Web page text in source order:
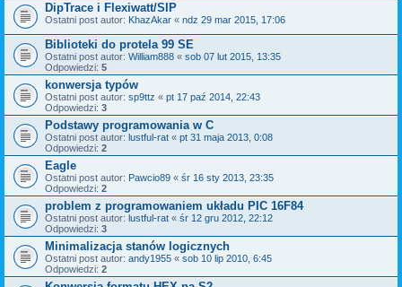
DipTrace i Flexiwatt/SIP
Ostatni post autor: KhazAkar « ndz 29 mar 2015, 17:06
Biblioteki do protela 99 SE
Ostatni post autor: William888 « sob 07 lut 2015, 13:35
Odpowiedzi: 5
konwersja typów
Ostatni post autor: sp9ttz « pt 17 paź 2014, 22:43
Odpowiedzi: 3
Podstawy programowania w C
Ostatni post autor: lustful-rat « pt 31 maja 2013, 0:08
Odpowiedzi: 2
Eagle
Ostatni post autor: Pawcio89 « śr 16 sty 2013, 23:35
Odpowiedzi: 2
problem z programowaniem układu PIC 16F84
Ostatni post autor: lustful-rat « śr 12 gru 2012, 22:12
Odpowiedzi: 3
Minimalizacja stanów logicznych
Ostatni post autor: andy1955 « sob 10 lip 2010, 6:45
Odpowiedzi: 2